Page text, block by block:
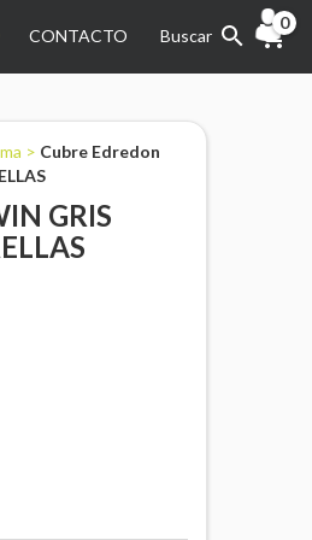
CONTACTO Buscar
0
> Cubre Edredon
GRIS